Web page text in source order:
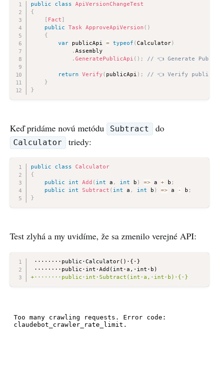
public class
ApiVersionChangeTest
{
[ Fact ]
public
Task ApproveApiVersion ( )
{
var publicApi = typeof (Calculator)
. Assembly
. GeneratePublicApi ( ) ; // 👈 Generate
return Verify ( publicApi ) ;
// 👈 Verify public
}
}
Keď pridáme novú metódu Subtract do
Calculator triedy:
public class
Calculator
{
public
int Add ( int a , int b ) => a + b ;
public
int Subtract ( int a , int b ) => a - b ;
}
Test zlyhá a my uvidíme, že sa zmenilo verejné API:
········public·Calculator()·{·}